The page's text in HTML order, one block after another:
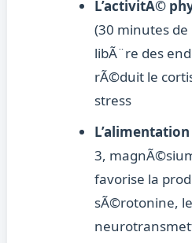
L’activitÃ©
(30 minutes
libÃ¨re des
rÃ©duit le
stress
L’alimentation
3,
favorise la
sÃ©rotonine, le